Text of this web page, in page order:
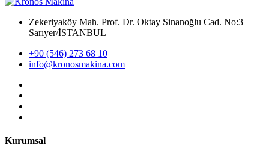
Zekeriyaköy Mah. Prof. Dr. Oktay Sinanoğlu Cad. No:3
Sarıyer/İSTANBUL
+90 (546) 273 68 10
info@kronosmakina.com
Kurumsal